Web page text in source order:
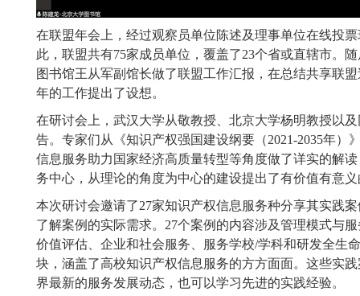
在联盟年会上，经过观察员单位陈述及理事单位在线投
此，联盟共有75家成员单位，覆盖了23个省或直辖市。
图书馆王从军副馆长做了联盟工作汇报，在总结共享联
年的工作提出了设想。
在研讨会上，武汉大学从敬教授、北京大学杨明教授以
告。专家们从《知识产权强国建设纲要（2021-2035年）
信息服务助力国家经济高质量转型等角度做了详实的解
务中心，从理论的角度为中心的建设提出了有价值有意
本次研讨会邀请了27家知识产权信息服务种分享其实践
了解案例的实际需求。27个案例的内容涉及管理模式与
价值评估、企业和社会服务、服务学校/学科和研发全生
块，涵盖了高校知识产权信息服务的方方面面。这些实
界最新的服务发展动态，也可以学习先进的实践经验。